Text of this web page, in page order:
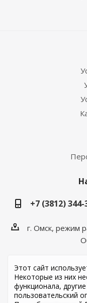
+7 (3812) 344-
г. Омск, режим
Этот сайт
Некоторые из них
функционала,
пользовательский